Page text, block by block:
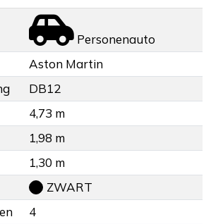
Personenauto
Aston Martin
DB12
4,73 m
1,98 m
1,30 m
ZWART
4